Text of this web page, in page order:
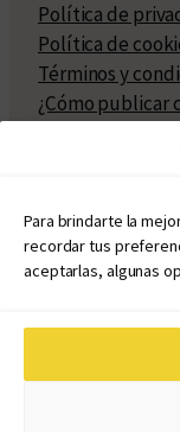
Para brindarte la
recordar tus
aceptarlas, algunas
Política de
Política de
Términos y
¿Cómo publicar
Políticas de
Políticas de
Atribuciones